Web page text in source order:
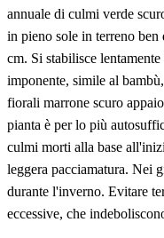
annuale di culmi verde
in pieno sole in terreno
cm. Si stabilisce
imponente, simile al
fiorali marrone scuro
pianta è per lo più
culmi morti alla base
leggera pacciamatura. Nei
durante l'inverno. Evitare
eccessive, che